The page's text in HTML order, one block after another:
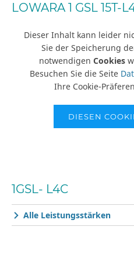
LOWARA 1 GSL 15T-
Dieser Inhalt kann leider
Sie der Speicherung
notwendigen Cookies
Besuchen Sie die Seite
Ihre Cookie-
DIESEN
1GSL- L4C
Alle Leistungsstärken